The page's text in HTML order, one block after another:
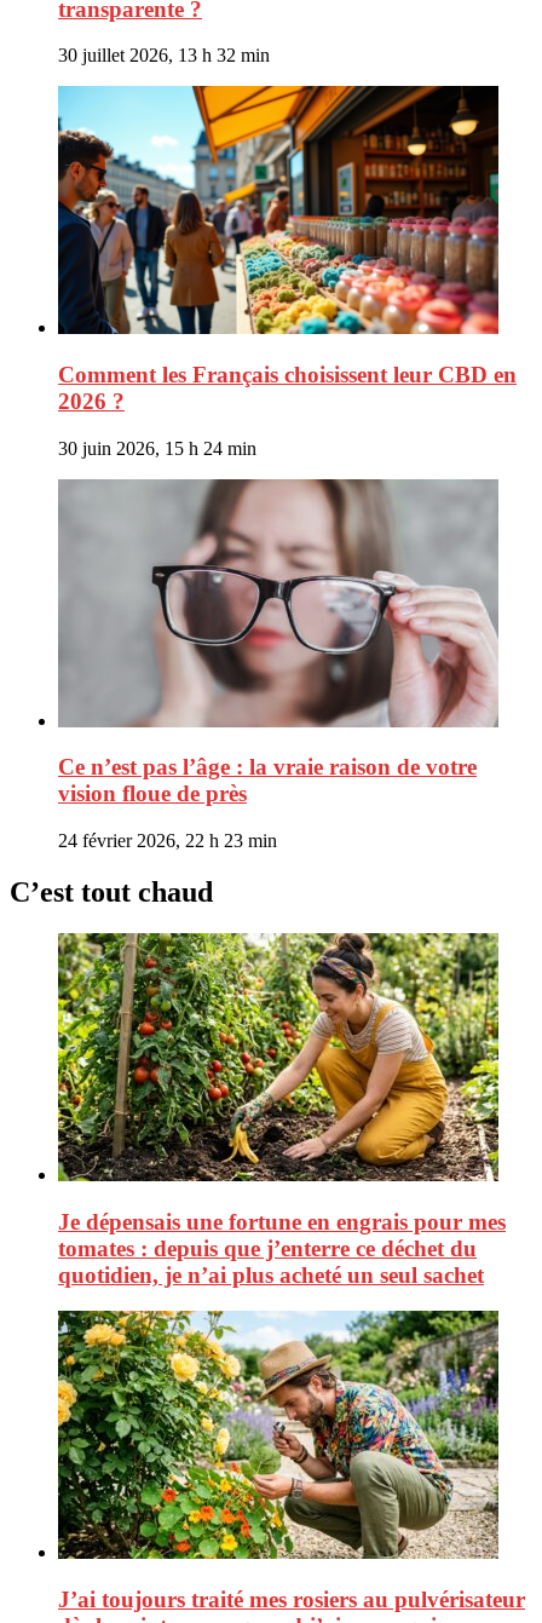
transparente ?
30 juillet 2026, 13 h 32 min
Comment les Français choisissent leur CBD en
2026 ?
30 juin 2026, 15 h 24 min
Ce n’est pas l’âge : la vraie raison de votre
vision floue de près
24 février 2026, 22 h 23 min
C’est tout chaud
Je dépensais une fortune en engrais pour mes
tomates : depuis que j’enterre ce déchet du
quotidien, je n’ai plus acheté un seul sachet
J’ai toujours traité mes rosiers au pulvérisateur